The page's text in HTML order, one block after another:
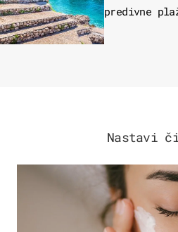
predivne
Nastavi
MODA & LJEPOTA